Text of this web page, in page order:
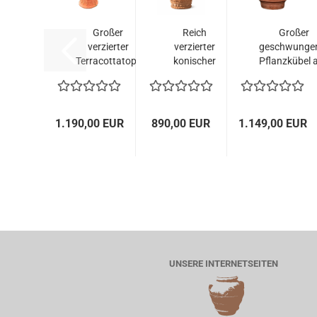
Großer
verzierter
Terracottatopf
Impruneta...
1.190,00 EUR
Reich
verzierter
konischer
Terracotta...
890,00 EUR
Großer
Pflanzkübel
1.149,00 EUR
UNSERE INTERNETSEITEN